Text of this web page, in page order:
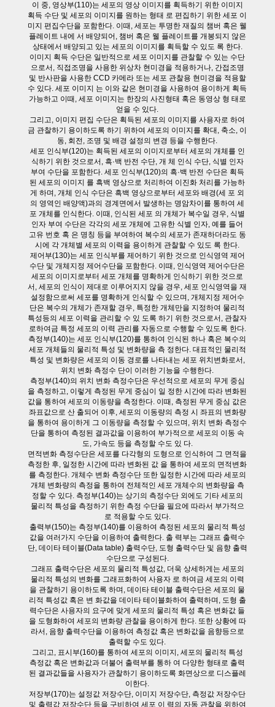
이 중, 영상부(110)는 세포의 영상 이미지를 획득하기 위한 이미지
획득 수단 및 세포의 이미지를 원하는 형태 로 편집하기 위한 세포 이
미지 편집수단을 포함한다. 이때, 세포는 투명한 재질의 챔버 혹은 웰
플레이트 내에 서 배양되어, 챔버 혹은 웰 플레이트를 개봉되지 않은
상태에서 배양되고 있는 세포의 이미지를 획득할 수 있도 록 한다.
이미지 획득 수단은 일반적으로 세포 이미지를 관찰할 수 있는 수단
으로서, 직접조명을 사용한 위상차 현미경을 적용하거나, 간접조명
및 반사판을 사용한 CCD 카메라 또는 세포 관찰용 현미경을 적용할
수 있다. 세포 이미지 는 이와 같은 현미경을 사용하여 용이하게 획득
가능하고 이때, 세포 이미지는 한장의 사진형태 혹은 동영상 형 태로
얻을 수 있다.
그리고, 이미지 편집 수단은 획득된 세포의 이미지를 사용자로 하여
금 관찰하기 용이하도록 하기 위하여 세포의 이미지를 확대, 축소, 이
동, 회전, 조명 및 배경 설정의 변경 등을 수행한다.
세포 인식부(120)는 획득된 세포의 이미지로부터 세포의 개체를 인
식하기 위한 것으로서, 흑·백 반전 수단, 개 체 인식 수단, 식별 인자
부여 수단을 포함한다. 세포 인식부(120)의 흑·백 반전 수단은 획득
된 세포의 이미지 를 흑백 영상으로 처리하여 이진화 처리를 가능하
게 하며, 개체 인식 수단은 흑백 영상으로부터 세포와 배경(세 포 외
의 영역인 배양액)과의 경계면에서 발생하는 명암차이를 통하여 세
포 개체를 인식한다. 이때, 인식된 세포 의 개체가 복수일 경우, 식별
인자 부여 수단은 각각의 세포 개체에 고유한 식별 인자, 예를 들어
고유 번호 혹 은 명칭 등을 부여하여 복수의 세포가 존재하더라도 동
시에 각 개체별 세포의 이력을 용이하게 관찰할 수 있도 록 한다.
제어부(130)는 세포 인식부를 제어하기 위한 것으로 인식영역 제어
수단 및 개체지정 제어수단을 포함한다. 이때, 인식영역 제어수단은
세포의 이미지로부터 세포 개체를 명확하게 인식하기 위한 것으로
서, 세포의 인식이 제대로 이루어지지 않을 경우, 세포 인식영역을 재
설정함으로써 세포를 명확하게 인식할 수 있으며, 개체지정 제어수
단은 복수의 개체가 존재할 경우, 특정한 개체만을 지정하여 물리적
특성등의 세포 이력을 관리할 수 있 도록 하기 위한 것으로서, 관찰자
로하여금 특정 세포의 이력 관리를 자동으로 수행할 수 있도록 한다.
측정부(140)는 세포 인식부(120)를 통하여 인식된 하나 혹은 복수의
세포 개체들의 물리적 특성 및 변화량을 측 정한다. 대표적인 물리적
특성 및 변화량은 세포의 이동 경로를 나타내는 세포 위치변화로서,
위치 변화 측정수 단이 이러한 기능을 수행한다.
측정부(140)의 위치 변화 측정수단은 우선적으로 세포의 무게 중심
을 측정하고, 이렇게 측정된 무게 중심이 일 정한 시간에 따라 변화된
값을 통하여 세포의 이동량을 측정한다. 이때, 측정된 무게 중심 값은
좌표값으로 산 출되어 이후, 세포의 이동량의 측정 시 좌표의 변화량
을 통하여 용이하게 그 이동량을 측정할 수 있으며, 위치 변화 측정수
단을 통하여 측정된 결과값을 이용하여 부가적으로 세포의 이동 속
도, 가속도 등을 측정할 수도 있 다.
면적변화 측정수단은 세포를 다각형의 도형으로 인식하여 그 면적을
측정한 후, 일정한 시간에 따라 변화된 값 을 통하여 세포의 면적변화
를 측정한다. 개체수 변화 측정수단 또한 일정한 시간에 따라 세포의
개체 변화량의 측정을 통하여 전체적인 세포 개체수의 변화량을 측
정할 수 있다. 측정부(140)는 상기의 측정수단 외에도 기타 세포의
물리적 특성을 측정하기 위한 측정 수단을 필요에 따라서 부가적으
로 적용할 수도 있다.
출력부(150)는 측정부(140)를 이용하여 측정된 세포의 물리적 특성
값을 여러가지 수단을 이용하여 출력한다. 출 력부는 그래프 출력수
단, 데이타 테이블(Data table) 출력수단, 도형 출력수단 및 음향 출력
수단으로 구성된다.
그래프 출력수단은 세포의 물리적 특성값, 더욱 상세하게는 세포의
물리적 특성의 변화를 그래프화하여 사용자 로 하여금 세포의 이력
을 관찰하기 용이하도록 하며, 데이타 테이블 출력수단은 세포의 물
리적 특성값 혹은 변 화값을 데이타 테이블화하여 출력하며, 도형 출
력수단은 사용자의 요구에 맞게 세포의 물리적 특성 혹은 변화값 들
을 도형화하여 세포의 변화량 관찰을 용이하게 한다. 또한 상황에 따
라서, 음향 출력수단을 이용하여 측정값 혹은 변화값을 음향등으로
출력할 수도 있다.
그리고, 표시부(160)를 통하여 세포의 이미지, 세포의 물리적 특성
측정값 혹은 변화값과 더불어 출력부를 통하 여 다양한 형태로 출력
된 결과값들을 사용자가 관찰하기 용이하도록 화면상으로 디스플레
이한다.
저장부(170)는 설정값 저장수단, 이미지 저장수단, 측정값 저장수단
및 출력값 저장수단 등을 구비하여 세포 이 력의 자동 관찰을 위하여